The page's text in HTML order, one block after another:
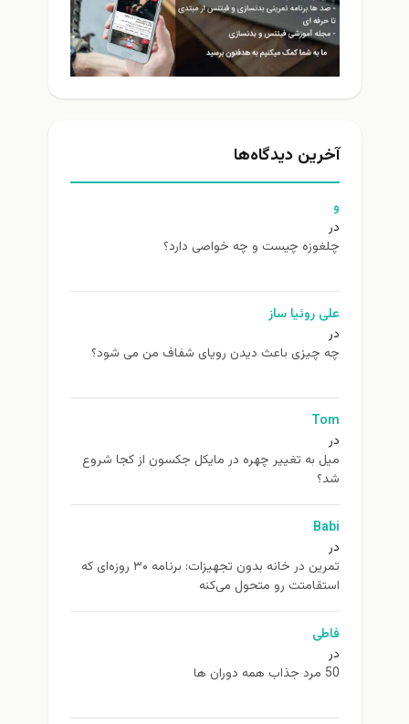
آخرین دیدگاه‌ها
و
در
چلغوزه چیست و چه خواصی دارد؟
علی روئیا ساز
در
چه چیزی باعث دیدن رویای شفاف من می شود؟
Tom
در
ميل به تغيير چهره در مایکل جکسون از كجا شروع
شد؟
Babi
در
تمرین در خانه بدون تجهیزات: برنامه ۳۰ روزه‌ای که
استقامتت رو متحول می‌کنه
فاطی
در
50 مرد جذاب همه دوران ها